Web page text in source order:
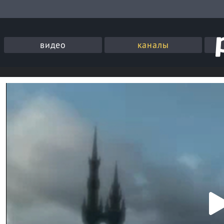
видео каналы
P